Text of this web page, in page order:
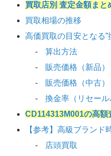
買取店別 査定金額まと
買取相場の推移
高価買取の目安となる”
算出方法
販売価格（新品）
販売価格（中古）
換金率（リセール
CD114313M001の高額
【参考】高級ブランド
店頭買取